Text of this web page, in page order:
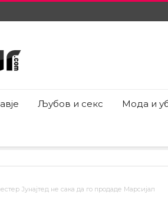
Љубов и секс Мода и
Јунајтед не сака да го продаде Марсијал